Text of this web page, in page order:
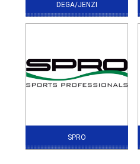
DEGA/JENZI
SPRO